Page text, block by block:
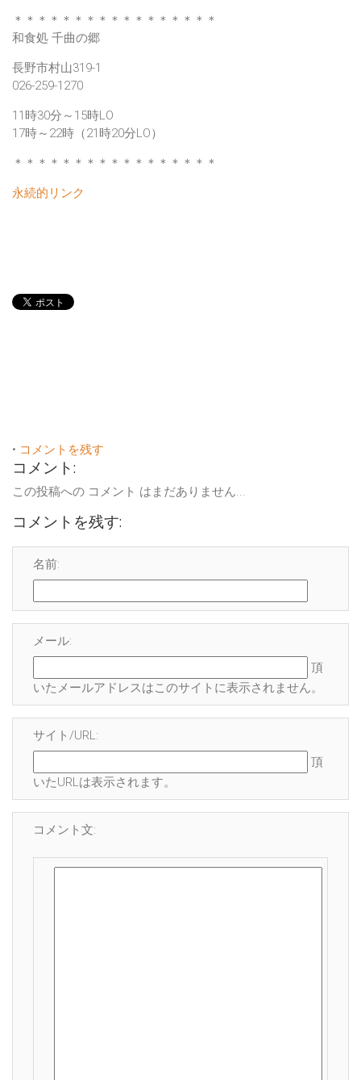
＊＊＊＊＊＊＊＊＊＊＊＊＊＊＊＊＊
和食処 千曲の郷
長野市村山319-1
026-259-1270
11時30分～15時LO
17時～22時（21時20分LO）
＊＊＊＊＊＊＊＊＊＊＊＊＊＊＊＊＊
永続的リンク
• コメントを残す
コメント:
この投稿への コメント はまだありません...
コメントを残す:
名前:
メール:
頂
いたメールアドレスはこのサイトに表示されません。
サイト/URL:
頂
いたURLは表示されます。
コメント文: